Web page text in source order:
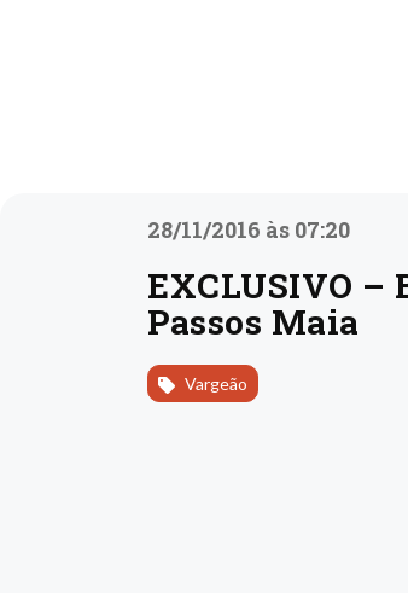
28/11/2016 às 07:20
EXCLUSIVO
Passos Maia
Vargeão